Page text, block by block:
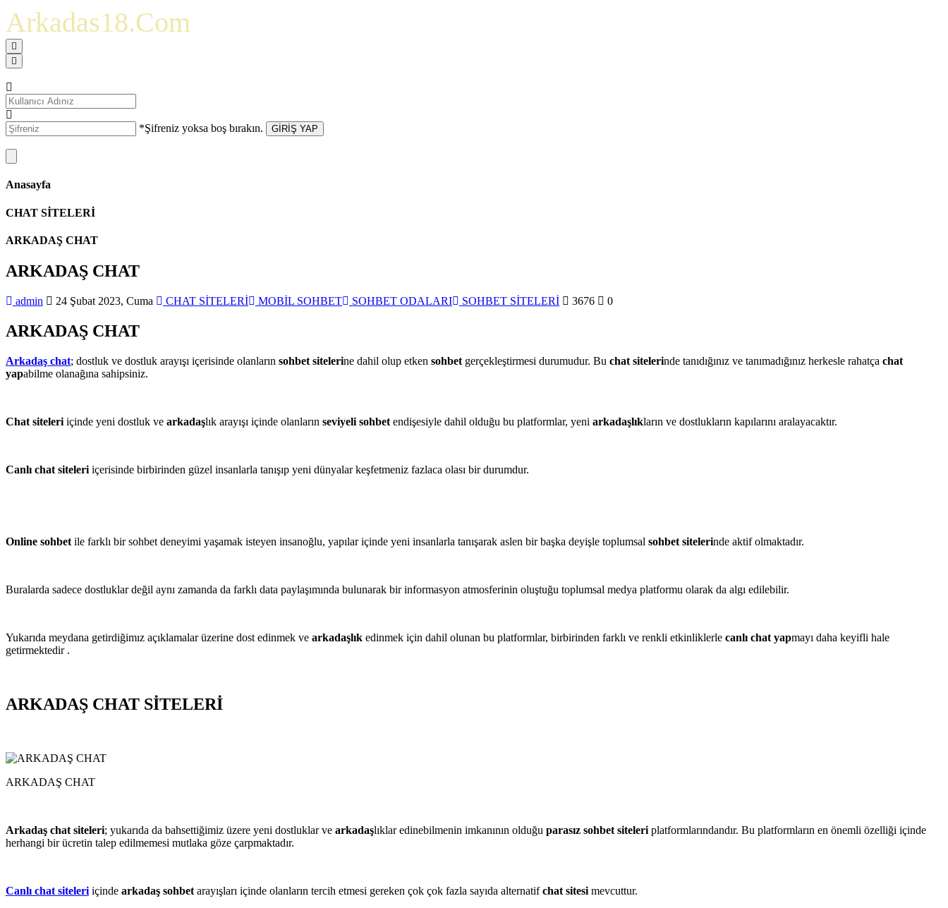
Arkadas18.Com
*Şifreniz yoksa boş bırakın. GİRİŞ YAP
Anasayfa
CHAT SİTELERİ
ARKADAŞ CHAT
ARKADAŞ CHAT
admin 24 Şubat 2023, Cuma CHAT SİTELERİ MOBİL SOHBET SOHBET ODALARI SOHBET SİTELERİ 3676 0
ARKADAŞ CHAT
Arkadaş chat; dostluk ve dostluk arayışı içerisinde olanların sohbet sitelerine dahil olup etken sohbet gerçekleştirmesi durumudur. Bu chat sitelerinde tanıdığınız ve tanımadığınız herkesle rahatça chat
yapabilme olanağına sahipsiniz.
Chat siteleri içinde yeni dostluk ve arkadaşlık arayışı içinde olanların seviyeli sohbet endişesiyle dahil olduğu bu platformlar, yeni arkadaşlıkların ve dostlukların kapılarını aralayacaktır.
Canlı chat siteleri içerisinde birbirinden güzel insanlarla tanışıp yeni dünyalar keşfetmeniz fazlaca olası bir durumdur.
Online sohbet ile farklı bir sohbet deneyimi yaşamak isteyen insanoğlu, yapılar içinde yeni insanlarla tanışarak aslen bir başka deyişle toplumsal sohbet sitelerinde aktif olmaktadır.
Buralarda sadece dostluklar değil aynı zamanda da farklı data paylaşımında bulunarak bir informasyon atmosferinin oluştuğu toplumsal medya platformu olarak da algı edilebilir.
Yukarıda meydana getirdiğimız açıklamalar üzerine dost edinmek ve arkadaşlık edinmek için dahil olunan bu platformlar, birbirinden farklı ve renkli etkinliklerle canlı chat yapmayı daha keyifli hale
getirmektedir .
ARKADAŞ CHAT SİTELERİ
ARKADAŞ CHAT
Arkadaş chat siteleri; yukarıda da bahsettiğimiz üzere yeni dostluklar ve arkadaşlıklar edinebilmenin imkanının olduğu parasız sohbet siteleri platformlarındandır. Bu platformların en önemli özelliği içinde
herhangi bir ücretin talep edilmemesi mutlaka göze çarpmaktadır.
Canlı chat siteleri içinde arkadaş sohbet arayışları içinde olanların tercih etmesi gereken çok çok fazla sayıda alternatifchat sitesi mevcuttur.